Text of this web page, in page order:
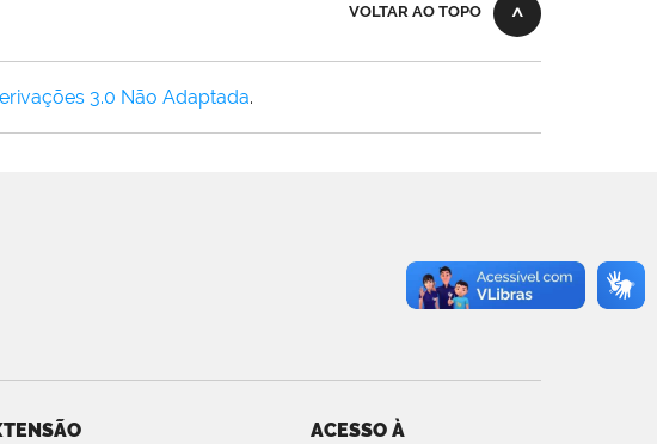
VOLTAR AO TOPO
3.0 Não Adaptada.
ACESSO À